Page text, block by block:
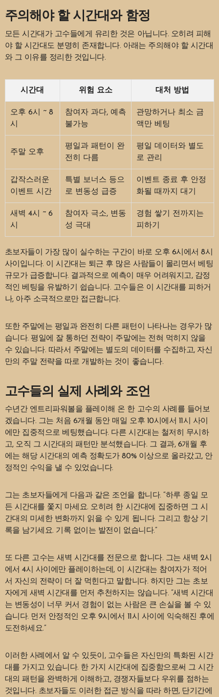
주의해야 할 시간대와 함정
모든 시간대가 고수들에게 유리한 것은 아닙니다. 오히려 피해
야 할 시간대도 분명히 존재합니다. 아래는 주의해야 할 시간대
와 그 이유를 정리한 것입니다.
시간대 위험 요소 대처 방법
오후 6시 ~ 8
시
참여자 과다, 예측
불가능
관망하거나 최소 금
액만 베팅
주말 오후
평일과 패턴이 완
전히 다름
평일 데이터와 별도
로 관리
갑작스러운
이벤트 시간
특별 보너스 등으
로 변동성 급증
이벤트 종료 후 안정
화될 때까지 대기
새벽 4시 ~ 6
시
참여자 극소, 변동
성 극대
경험 쌓기 전까지는
피하기
초보자들이 가장 많이 실수하는 구간이 바로 오후 6시에서 8시
사이입니다. 이 시간대는 퇴근 후 많은 사람들이 몰리면서 베팅
규모가 급증합니다. 결과적으로 예측이 매우 어려워지고, 감정
적인 베팅을 유발하기 쉽습니다. 고수들은 이 시간대를 피하거
나, 아주 소극적으로만 접근합니다.
또한 주말에는 평일과 완전히 다른 패턴이 나타나는 경우가 많
습니다. 평일에 잘 통하던 전략이 주말에는 전혀 먹히지 않을
수 있습니다. 따라서 주말에는 별도의 데이터를 수집하고, 자신
만의 주말 전략을 따로 개발하는 것이 좋습니다.
고수들의 실제 사례와 조언
수년간 엔트리파워볼을 플레이해 온 한 고수의 사례를 들어보
겠습니다. 그는 처음 6개월 동안 매일 오후 10시에서 11시 사이
에만 집중적으로 베팅했습니다. 다른 시간대는 철저히 무시하
고, 오직 그 시간대의 패턴만 분석했습니다. 그 결과, 6개월 후
에는 해당 시간대의 예측 정확도가 80% 이상으로 올라갔고, 안
정적인 수익을 낼 수 있었습니다.
그는 초보자들에게 다음과 같은 조언을 합니다. “하루 종일 모
든 시간대를 쫓지 마세요. 오히려 한 시간대에 집중하면 그 시
간대의 미세한 변화까지 읽을 수 있게 됩니다. 그리고 항상 기
록을 남기세요. 기록 없이는 발전이 없습니다.”
또 다른 고수는 새벽 시간대를 전문으로 합니다. 그는 새벽 2시
에서 4시 사이에만 플레이하는데, 이 시간대는 참여자가 적어
서 자신의 전략이 더 잘 먹힌다고 말합니다. 하지만 그는 초보
자에게 새벽 시간대를 먼저 추천하지는 않습니다. “새벽 시간대
는 변동성이 너무 커서 경험이 없는 사람은 큰 손실을 볼 수 있
습니다. 먼저 안정적인 오후 9시에서 11시 사이에 익숙해진 후에
도전하세요.”
이러한 사례에서 알 수 있듯이, 고수들은 자신만의 특화된 시간
대를 가지고 있습니다. 한 가지 시간대에 집중함으로써 그 시간
대의 패턴을 완벽하게 이해하고, 경쟁자들보다 우위를 점하는
것입니다. 초보자들도 이러한 접근 방식을 따라 하면, 단기간에